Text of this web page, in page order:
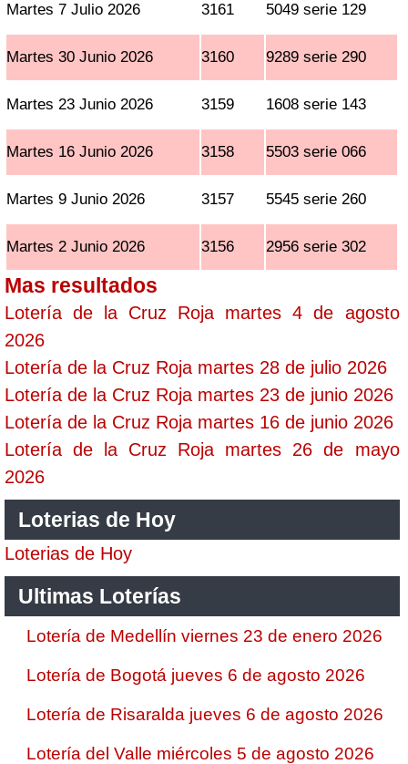
Martes 7 Julio 2026 3161 5049 serie 129
Martes 30 Junio 2026 3160 9289 serie 290
Martes 23 Junio 2026 3159 1608 serie 143
Martes 16 Junio 2026 3158 5503 serie 066
Martes 9 Junio 2026 3157 5545 serie 260
Martes 2 Junio 2026 3156 2956 serie 302
Mas resultados
Lotería de la Cruz Roja martes 4 de agosto
2026
Lotería de la Cruz Roja martes 28 de julio 2026
Lotería de la Cruz Roja martes 23 de junio 2026
Lotería de la Cruz Roja martes 16 de junio 2026
Lotería de la Cruz Roja martes 26 de mayo
2026
Loterias de Hoy
Loterias de Hoy
Ultimas Loterías
Lotería de Medellín viernes 23 de enero 2026
Lotería de Bogotá jueves 6 de agosto 2026
Lotería de Risaralda jueves 6 de agosto 2026
Lotería del Valle miércoles 5 de agosto 2026